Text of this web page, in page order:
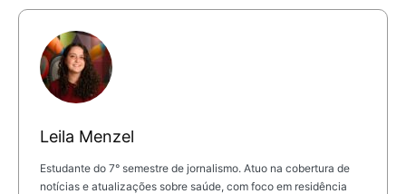
Leila Menzel
Estudante do 7° semestre de jornalismo. Atuo na cobertura de
notícias e atualizações sobre saúde, com foco em residência